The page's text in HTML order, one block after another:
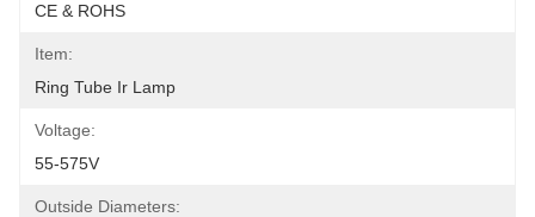
CE & ROHS
Item:
Ring Tube Ir Lamp
Voltage:
55-575V
Outside Diameters: